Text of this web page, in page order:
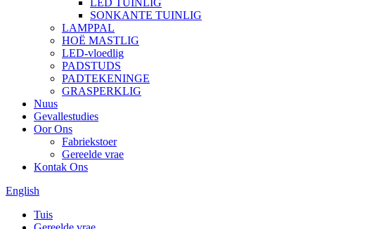
LED TUINLIG
SONKANTE TUINLIG
LAMPPAL
HOË MASTLIG
LED-vloedlig
PADSTUDS
PADTEKENINGE
GRASPERKLIG
Nuus
Gevallestudies
Oor Ons
Fabriekstoer
Gereelde vrae
Kontak Ons
English
Tuis